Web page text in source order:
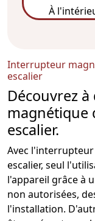
À
Interrupteur
escalier
Découvrez
magnétique
escalier.
Avec l'interrupteur
escalier, seul
l'appareil grâce à
non autorisées,
l'installation.